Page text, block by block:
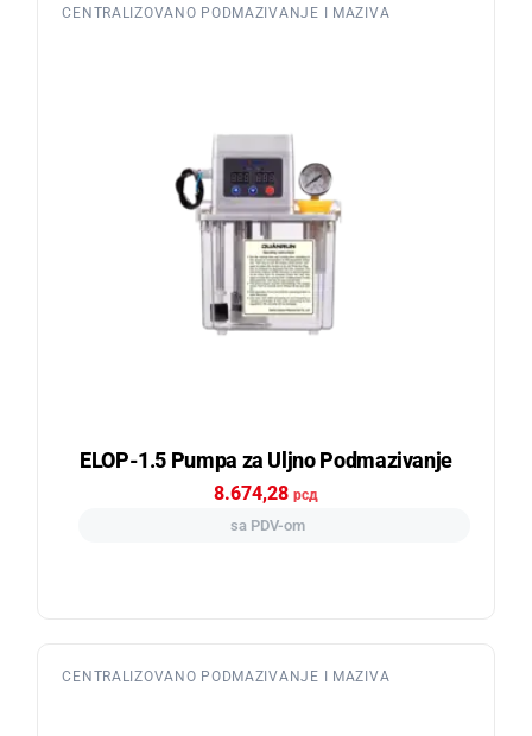
CENTRALIZOVANO PODMAZIVANJE I MAZIVA
ELOP-1.5 Pumpa za Uljno Podmazivanje
8.674,28 рсд
sa PDV-om
CENTRALIZOVANO PODMAZIVANJE I MAZIVA